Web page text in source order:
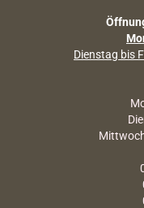
Dienstag bis